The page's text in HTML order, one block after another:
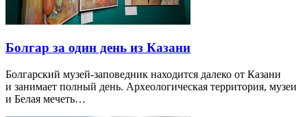
Болгар за один день из Казани
Болгарский музей-заповедник находится далеко от Казани
и занимает полный день. Археологическая территория, музеи
и Белая мечеть…